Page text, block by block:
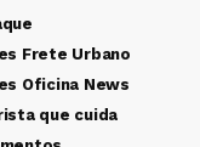
Frete Urbano
Oficina News
que cuida